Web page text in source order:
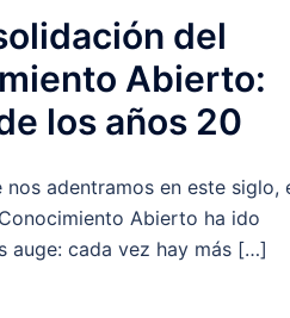
del
Abierto:
los años 20
nos adentramos en este siglo,
Abierto ha ido
auge: cada vez hay más […]